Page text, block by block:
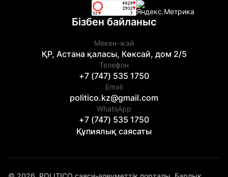
Бізбен байланыс
Мекен-жай
ҚР, Астана қаласы, Көксай, дом 2/5
Телефон
+7 (747) 535 1750
Email
politico.kz@gmail.com
WhatsApp
+7 (747) 535 1750
Құпиялық саясаты